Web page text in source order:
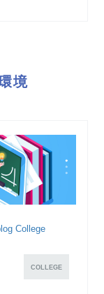
境
College
COLLEGE